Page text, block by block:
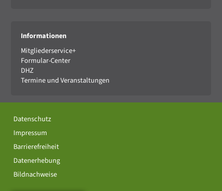
Informationen
Mitgliederservice+
Formular-Center
DHZ
Termine und Veranstaltungen
Datenschutz
Impressum
Barrierefreiheit
Datenerhebung
Bildnachweise